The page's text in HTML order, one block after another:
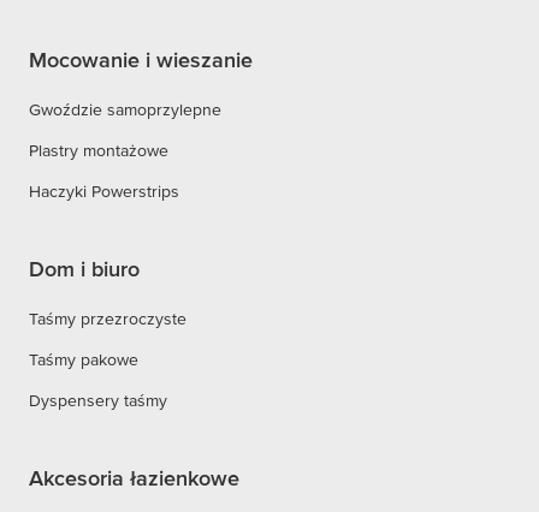
Mocowanie i wieszanie
Gwoździe samoprzylepne
Plastry montażowe
Haczyki Powerstrips
Dom i biuro
Taśmy przezroczyste
Taśmy pakowe
Dyspensery taśmy
Akcesoria łazienkowe